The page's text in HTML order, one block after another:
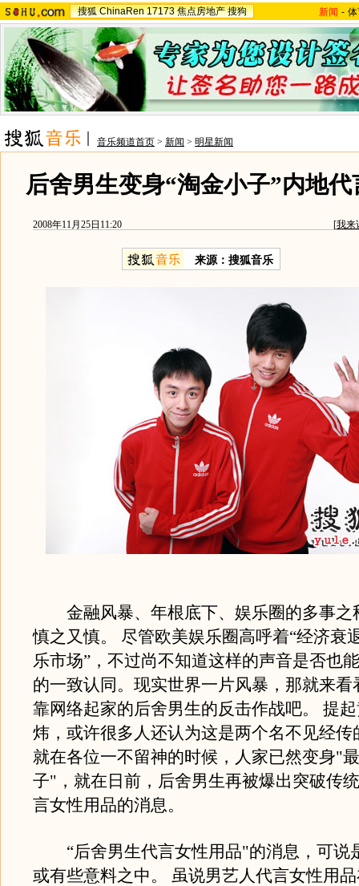
搜狐 ChinaRen 17173 焦点房地产 搜狗 新闻 -
音乐频道首页 > 新闻 > 明星新闻
后舍男生变身“淘金小子”内地
2008年11月25日11:20 [我来
来源：搜狐音乐
金融风暴、年根底下、娱乐圈的多事之
慎之又慎。 尽管欧美娱乐圈高呼着“经济衰
乐市场”，不过尚不知道这样的声音是否也
的一致认同。现实世界一片风暴，那就来看
靠网络起家的后舍男生的反击作战吧。 提
炜，或许很多人还认为这是两个名不见经传
就在各位一不留神的时候，人家已然变身"
子"，就在日前，后舍男生再被爆出突破传
言女性用品的消息。
“后舍男生代言女性用品"的消息，可说
或有些意料之中。 虽说男艺人代言女性用